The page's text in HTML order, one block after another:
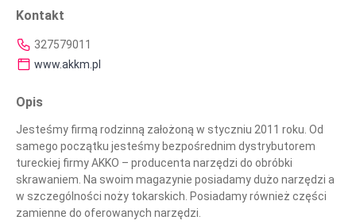
Kontakt
327579011
www.akkm.pl
Opis
Jesteśmy firmą rodzinną założoną w styczniu 2011 roku. Od
samego początku jesteśmy bezpośrednim dystrybutorem
tureckiej firmy AKKO – producenta narzędzi do obróbki
skrawaniem. Na swoim magazynie posiadamy dużo narzędzi a
w szczególności noży tokarskich. Posiadamy również części
zamienne do oferowanych narzędzi.